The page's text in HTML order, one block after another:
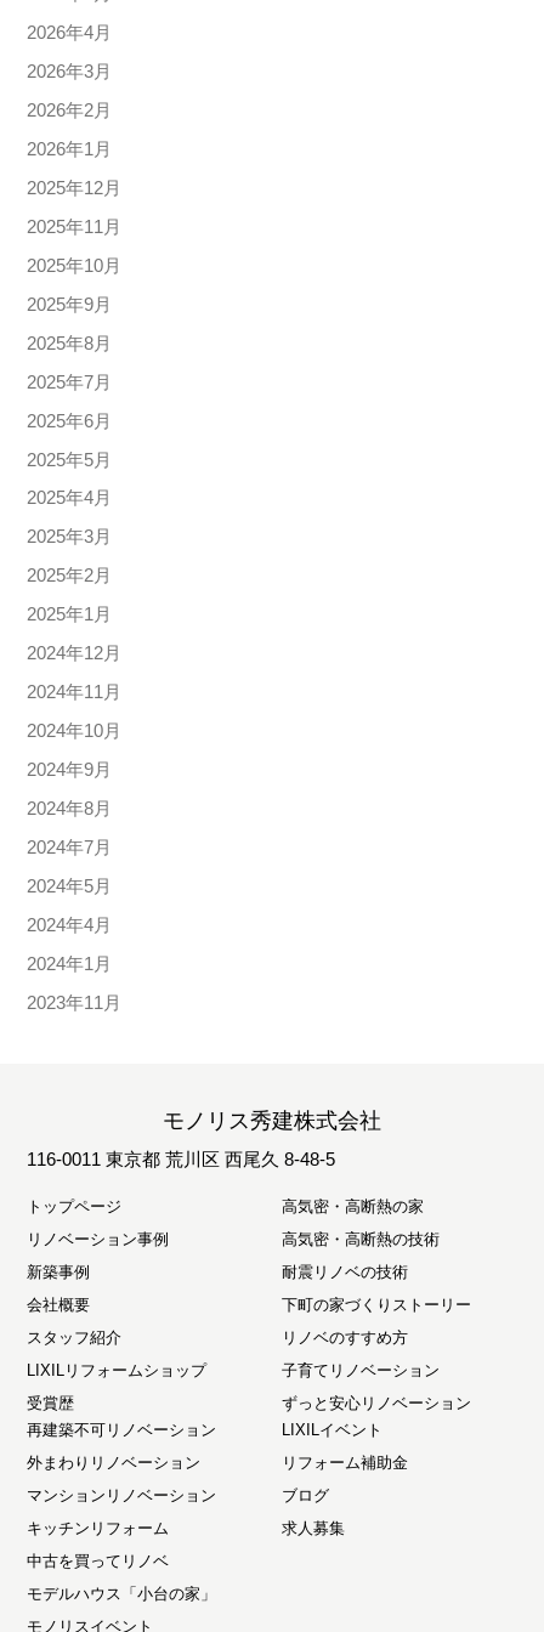
2026年4月
2026年3月
2026年2月
2026年1月
2025年12月
2025年11月
2025年10月
2025年9月
2025年8月
2025年7月
2025年6月
2025年5月
2025年4月
2025年3月
2025年2月
2025年1月
2024年12月
2024年11月
2024年10月
2024年9月
2024年8月
2024年7月
2024年5月
2024年4月
2024年1月
2023年11月
モノリス秀建株式会社
116-0011 東京都 荒川区 西尾久 8-48-5
トップページ
リノベーション事例
新築事例
会社概要
スタッフ紹介
LIXILリフォームショップ
受賞歴
高気密・高断熱の家
高気密・高断熱の技術
耐震リノベの技術
下町の家づくりストーリー
リノベのすすめ方
子育てリノベーション
ずっと安心リノベーション
再建築不可リノベーション
外まわりリノベーション
マンションリノベーション
キッチンリフォーム
中古を買ってリノベ
モデルハウス「小台の家」
モノリスイベント
LIXILイベント
リフォーム補助金
ブログ
求人募集